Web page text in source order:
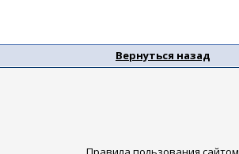
Вернуться назад